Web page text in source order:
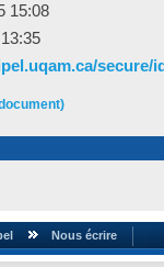
15:08
secure/
Nous écrire